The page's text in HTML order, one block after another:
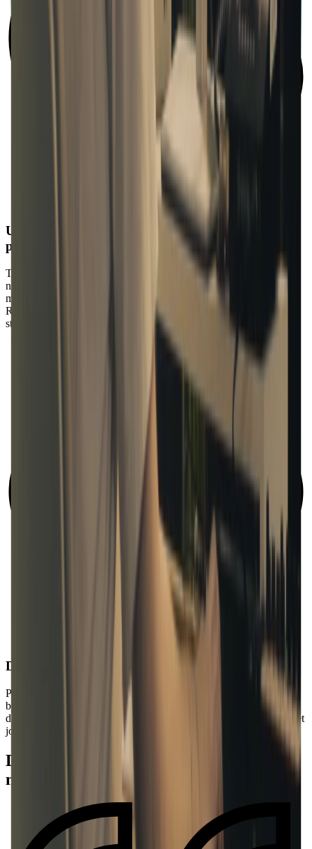
Une synchronisation assurée qui te permet d’aller
partout
Tes projets et tes paramètres te suivent partout, aussi bien dans le
nuage que sur tes appareils. Commence à mixer sur ton PC à la
maison, puis reprends ton travail depuis ton Mac au studio.
Récupère toujours tes projets tels que tu les as laissés : les mêmes
stems, la même piste.
Des outils qui font toute la différence
Peaufine ta précision rythmique, répète des mesures complexes en
boucle, ralentis un refrain, visualise des accords et suis les paroles
d’une chanson. Tout ce dont tu as besoin pour apprendre plus vite et
jouer avec assurance depuis une plateforme unique.
Découvre pourquoi des millions de
musiciens aiment l’application Moises